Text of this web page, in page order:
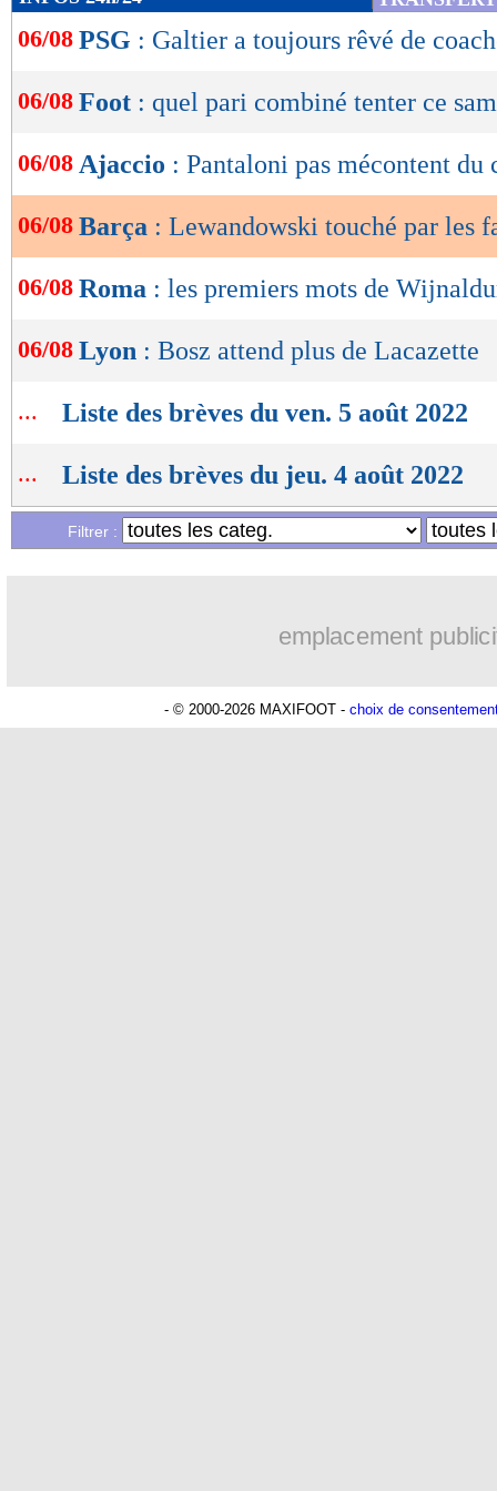
de
lecture
OK
06/08 PSG : Galtier a toujours rêvé de
06/08 Foot : quel pari combiné tenter ce
06/08 Ajaccio : Pantaloni pas mécontent du
06/08 Barça : Lewandowski touché par les
06/08 Roma : les premiers mots de
06/08 Lyon : Bosz attend plus de Lacazette
... Liste des brèves du ven. 5 août 2022
... Liste des brèves du jeu. 4 août 2022
Filtrer :
emplacement
- © 2000-2026 MAXIFOOT - choix de